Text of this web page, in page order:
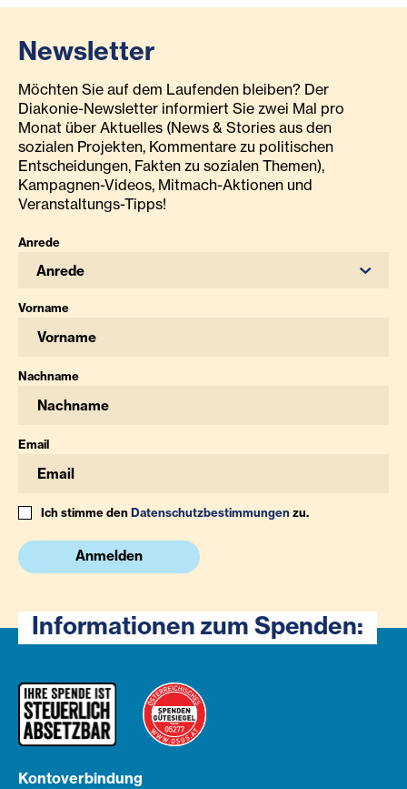
Newsletter
Möchten Sie auf dem Laufenden bleiben? Der
Diakonie-Newsletter informiert Sie zwei Mal pro
Monat über Aktuelles (News & Stories aus den
sozialen Projekten, Kommentare zu politischen
Entscheidungen, Fakten zu sozialen Themen),
Kampagnen-Videos, Mitmach-Aktionen und
Veranstaltungs-Tipps!
Anrede
Anrede
Vorname
Nachname
Email
Ich stimme denDatenschutzbestimmungenzu.
Anmelden
Informationen zum Spenden:
Kontoverbindung